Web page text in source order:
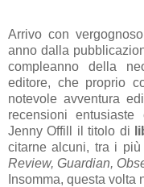
Arrivo con
anno dalla
compleanno della
editore, che proprio
notevole avventura
recensioni
Jenny Offill il titolo di
citarne alcuni, tra i più
Review, Guardian,
Insomma, questa volta